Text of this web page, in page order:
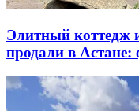
Элитный коттедж
продали в Астане: